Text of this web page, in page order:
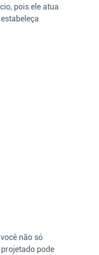
pois ele atua
não só
pode